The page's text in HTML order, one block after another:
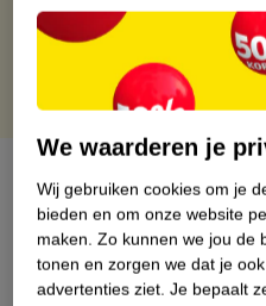
Gratis punten met je
Over dit product
Productinformatie
Etiketinformatie
We waarderen je
Wij gebruiken cookies om je
bieden en om onze website
maken. Zo kunnen we jou de
tonen en zorgen we dat je
advertenties ziet. Je bepaalt